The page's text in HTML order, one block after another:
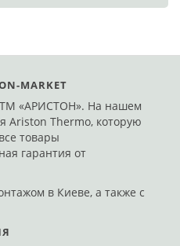
MARKET
ТМ «АРИСТОН». На нашем
Ariston Thermo, которую
товары
гарантия от
в Киеве, а также с